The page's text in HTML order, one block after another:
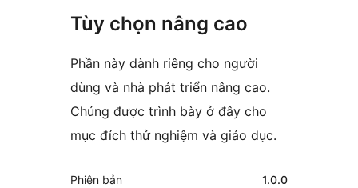
Tùy chọn nâng cao
Phần này dành riêng cho người
dùng và nhà phát triển nâng cao.
Chúng được trình bày ở đây cho
mục đích thử nghiệm và giáo dục.
Meta
Phiên bản 1.0.0